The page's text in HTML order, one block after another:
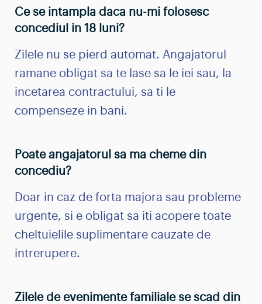
Ce se intampla daca nu-mi folosesc
concediul in 18 luni?
Zilele nu se pierd automat. Angajatorul
ramane obligat sa te lase sa le iei sau, la
incetarea contractului, sa ti le
compenseze in bani.
Poate angajatorul sa ma cheme din
concediu?
Doar in caz de forta majora sau probleme
urgente, si e obligat sa iti acopere toate
cheltuielile suplimentare cauzate de
intrerupere.
Zilele de evenimente familiale se scad din